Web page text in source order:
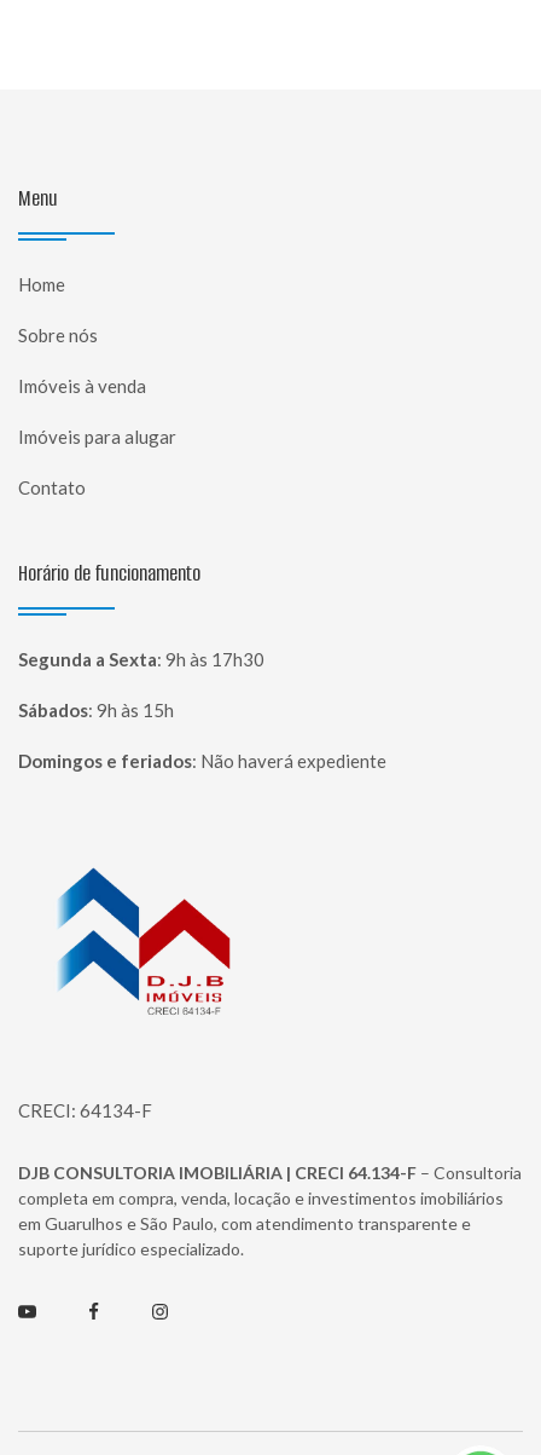
Menu
Home
Sobre nós
Imóveis à venda
Imóveis para alugar
Contato
Horário de funcionamento
Segunda a Sexta: 9h às 17h30
Sábados: 9h às 15h
Domingos e feriados: Não haverá expediente
CRECI: 64134-F
DJB CONSULTORIA IMOBILIÁRIA | CRECI 64.134-F – Consultoria
completa em compra, venda, locação e investimentos imobiliários
em Guarulhos e São Paulo, com atendimento transparente e
suporte jurídico especializado.
Youtube FacebookInstagram